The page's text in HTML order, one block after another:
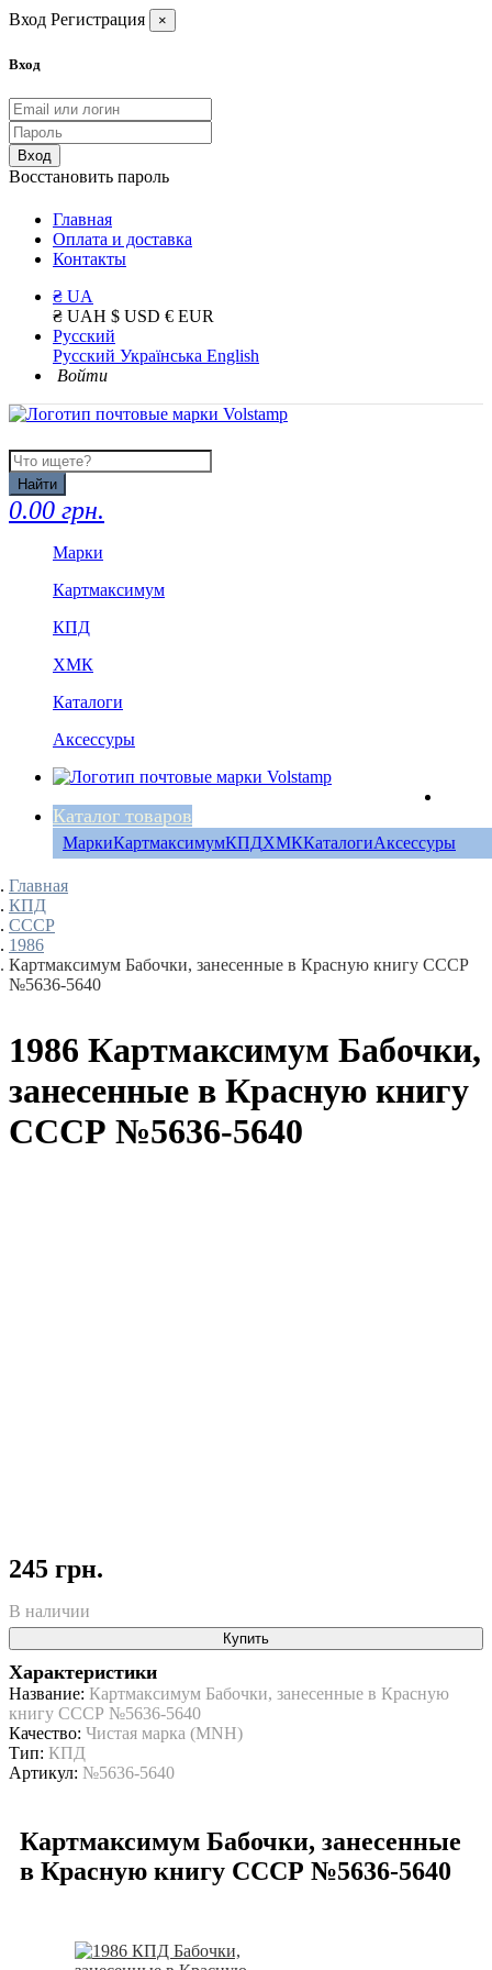
Вход Регистрация ×
Вход
Вход
Восстановить пароль
Главная
Оплата и доставка
Контакты
₴ UA
₴ UAH $ USD € EUR
Русский
Русский Українська English
Войти
Найти
0.00 грн.
Марки
Картмаксимум
КПД
ХМК
Каталоги
Аксессуры
Каталог товаров
МаркиКартмаксимумКПДХМККаталогиАксессуры
Главная
КПД
СССР
1986
Картмаксимум Бабочки, занесенные в Красную книгу СССР
№5636-5640
1986 Картмаксимум Бабочки,
занесенные в Красную книгу
СССР №5636-5640
245 грн.
В наличии
Купить
Характеристики
Название: Картмаксимум Бабочки, занесенные в Красную
книгу СССР №5636-5640
Качество: Чистая марка (MNH)
Тип: КПД
Артикул: №5636-5640
Картмаксимум Бабочки, занесенные
в Красную книгу СССР №5636-5640